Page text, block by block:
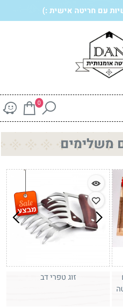
עם חריטה אישית :)
0
משלימים
זוג טפרי דב